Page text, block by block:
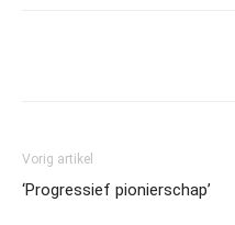
Vorig artikel
‘Progressief pionierschap’